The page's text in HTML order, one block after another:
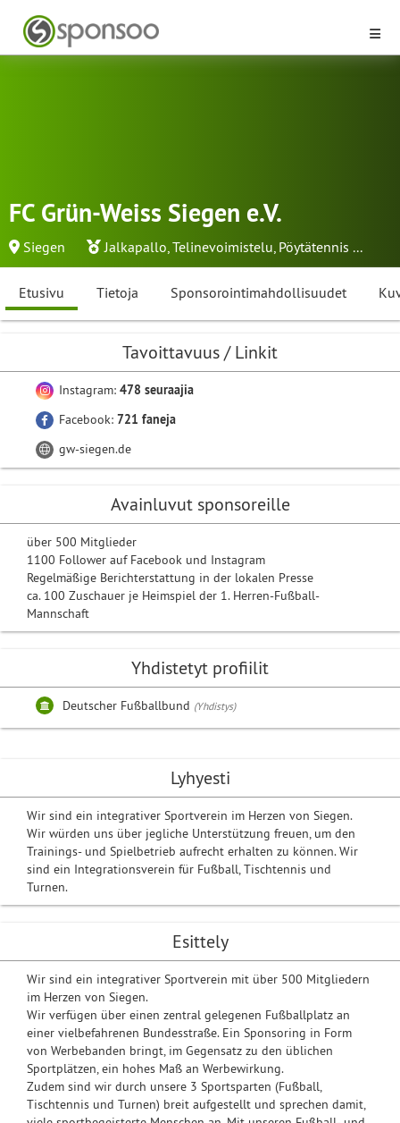
FC Grün-Weiss Siegen e.V.
Siegen Jalkapallo,Telinevoimistelu, Pöytätennis ...
Etusivu Tietoja Sponsorointimahdollisuudet
Lyhyesti
Wir sind ein integrativer Sportverein im Herzen von Siegen.
Wir würden uns über jegliche Unterstützung freuen, um den
Trainings- und Spielbetrieb aufrecht erhalten zu können. Wir
sind ein Integrationsverein für Fußball, Tischtennis und
Turnen.
Esittely
Wir sind ein integrativer Sportverein mit über 500 Mitgliedern
im Herzen von Siegen.
Wir verfügen über einen zentral gelegenen Fußballplatz an
einer vielbefahrenen Bundesstraße. Ein Sponsoring in Form
von Werbebanden bringt, im Gegensatz zu den üblichen
Sportplätzen, ein hohes Maß an Werbewirkung.
Zudem sind wir durch unsere 3 Sportsparten (Fußball,
Tischtennis und Turnen) breit aufgestellt und sprechen damit,
Tavoittavuus / Linkit
Instagram: 478 seuraajia
Facebook: 721 faneja
gw-siegen.de
Avainluvut sponsoreille
über 500 Mitglieder
1100 Follower auf Facebook und Instagram
Regelmäßige Berichterstattung in der lokalen Presse
ca. 100 Zuschauer je Heimspiel der 1. Herren-Fußball-
Mannschaft
Yhdistetyt profiilit
Deutscher Fußballbund (Yhdistys)